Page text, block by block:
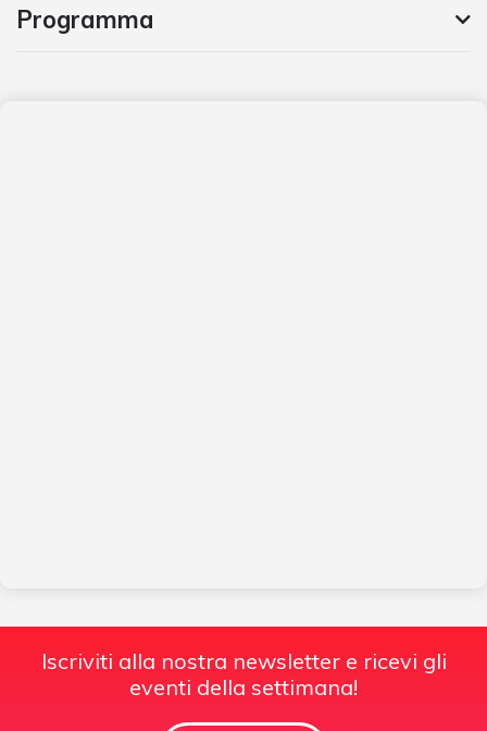
Programma
Iscriviti alla nostra newsletter e ricevi gli
eventi della settimana!